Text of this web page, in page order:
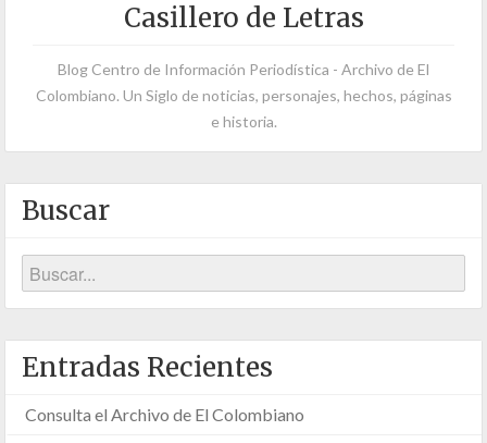
Casillero de Letras
Blog Centro de Información Periodística - Archivo de El
Colombiano. Un Siglo de noticias, personajes, hechos, páginas
e historia.
Buscar
Entradas Recientes
Consulta el Archivo de El Colombiano